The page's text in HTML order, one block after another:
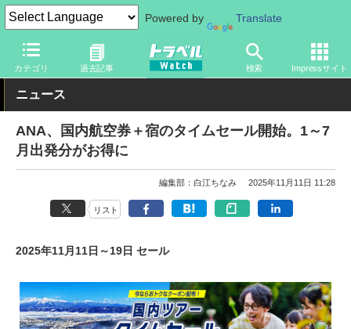
Powered by Translate
カテゴリ 過去記事 検索 Impressサイト
トラベル Watch 旅の情報 セール
ニュース
ANA、国内航空券＋宿のタイムセール開始。1～7
月出発分がお得に
編集部：白江ちなみ 2025年11月11日 11:28
リスト
2025年11月11日～19日 セール